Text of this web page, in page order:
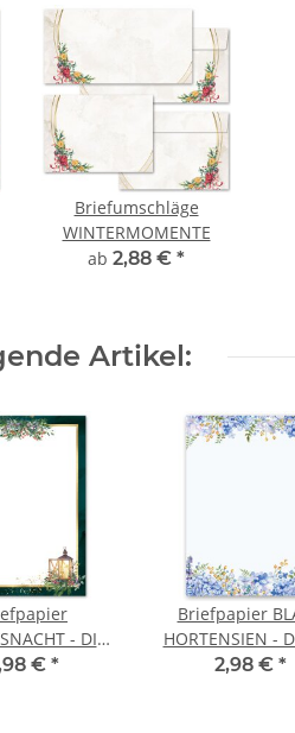
Briefumschläge
WINTERMOMENTE
ab 2,88 € *
Artikel:
- DIN
20 Blatt
€ *
Briefpapier
HORTENSIEN -
Format 20
2,98 € *